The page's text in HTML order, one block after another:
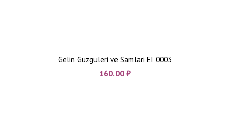
Gelin Guzguleri ve Samlari EI 0003
160.00 ₼